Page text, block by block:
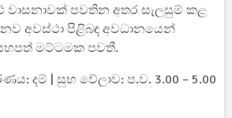
වාසනාවක් පවතින අතර සැලසුම් කළ
අවස්ථා පිළිබඳ අවධානයෙන්
මට්ටමක පවතී.
දම් | සුභ වේලාව: ප.ව. 3.00 – 5.00